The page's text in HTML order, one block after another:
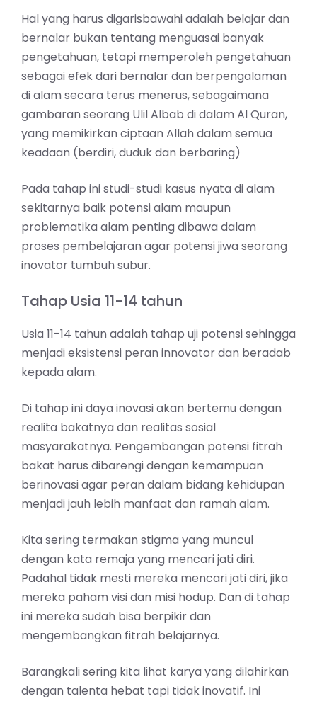
Hal yang harus digarisbawahi adalah belajar dan
bernalar bukan tentang menguasai banyak
pengetahuan, tetapi memperoleh pengetahuan
sebagai efek dari bernalar dan berpengalaman
di alam secara terus menerus, sebagaimana
gambaran seorang Ulil Albab di dalam Al Quran,
yang memikirkan ciptaan Allah dalam semua
keadaan (berdiri, duduk dan berbaring)
Pada tahap ini studi-studi kasus nyata di alam
sekitarnya baik potensi alam maupun
problematika alam penting dibawa dalam
proses pembelajaran agar potensi jiwa seorang
inovator tumbuh subur.
Tahap Usia 11-14 tahun
Usia 11-14 tahun adalah tahap uji potensi sehingga
menjadi eksistensi peran innovator dan beradab
kepada alam.
Di tahap ini daya inovasi akan bertemu dengan
realita bakatnya dan realitas sosial
masyarakatnya. Pengembangan potensi fitrah
bakat harus dibarengi dengan kemampuan
berinovasi agar peran dalam bidang kehidupan
menjadi jauh lebih manfaat dan ramah alam.
Kita sering termakan stigma yang muncul
dengan kata remaja yang mencari jati diri.
Padahal tidak mesti mereka mencari jati diri, jika
mereka paham visi dan misi hodup. Dan di tahap
ini mereka sudah bisa berpikir dan
mengembangkan fitrah belajarnya.
Barangkali sering kita lihat karya yang dilahirkan
dengan talenta hebat tapi tidak inovatif. Ini